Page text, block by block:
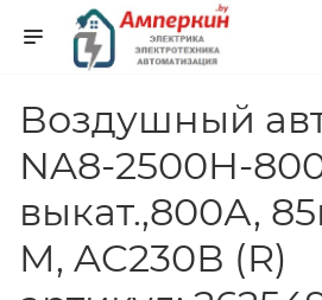
Воздушный
NA8-2500H-
выкат.,800А,
M, AC230В (R)